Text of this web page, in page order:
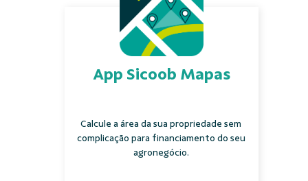
App Sicoob Mapas
Calcule a área da sua propriedade sem
complicação para financiamento do seu
agronegócio.